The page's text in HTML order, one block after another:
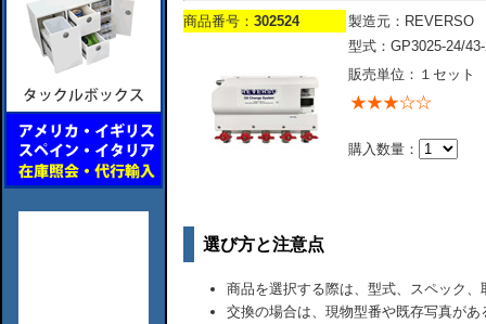
商品番号： 302524
製造元：REVERSO
型式：GP3025-24/
販売単位：１セット
購入数量：
選び方と注意点
商品を選択する際は、型式、スペック
交換の場合は、現物型番や既存写真が